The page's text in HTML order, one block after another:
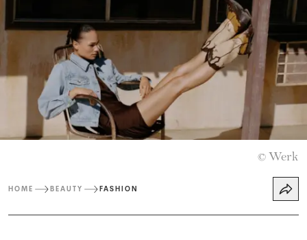
© Werk
HOME BEAUTY FASHION